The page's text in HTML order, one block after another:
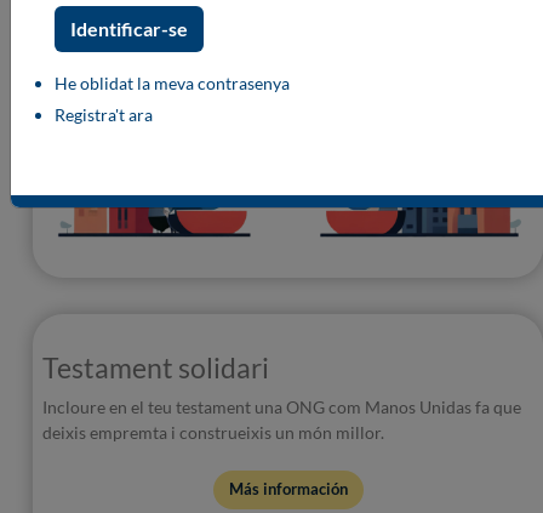
Testament solidari
Incloure en el teu testament una ONG com Manos Unidas fa que
deixis empremta i construeixis un món millor.
Más información
He oblidat la meva contrasenya
Registra't ara